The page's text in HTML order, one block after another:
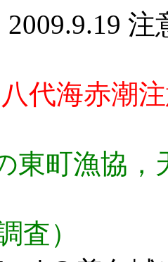
2009.9.19 注
八代海赤潮
東町漁協
査）